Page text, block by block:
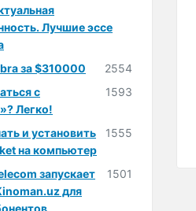
Лучшие эссе
за $310000
2554
с
Легко!
1593
и установить
на компьютер
1555
запускает
для
1501